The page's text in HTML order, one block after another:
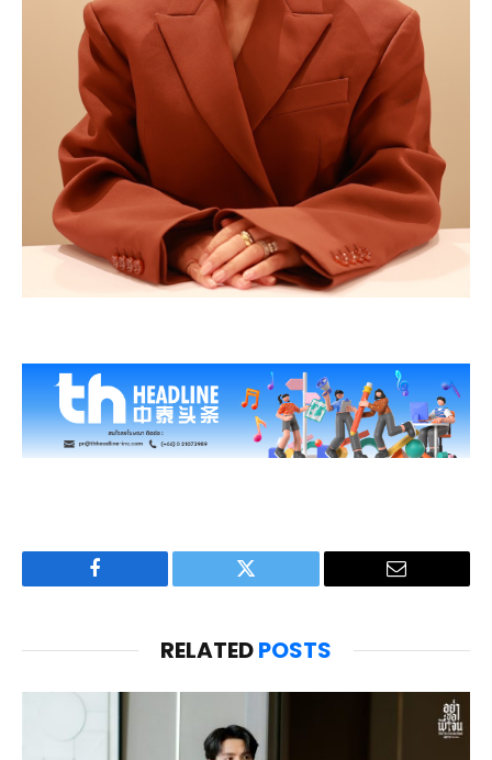
Facebook Twitter Email
RELATEDPOSTS